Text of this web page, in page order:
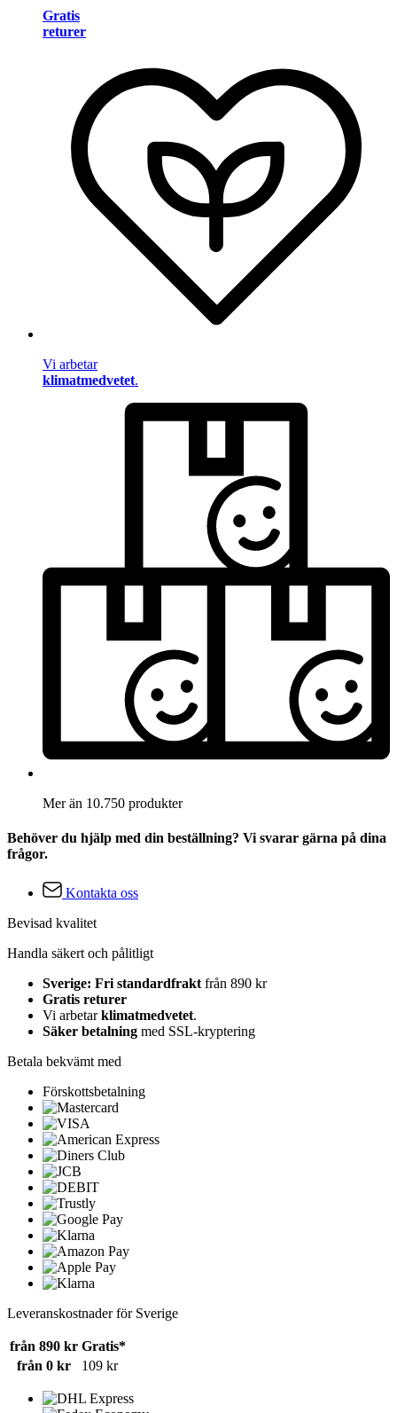
Gratis
returer
Vi arbetar
klimatmedvetet.
Mer än 10.750 produkter
Behöver du hjälp med din beställning? Vi svarar gärna på dina
frågor.
Kontakta oss
Bevisad kvalitet
Handla säkert och pålitligt
Sverige: Fri standardfrakt från 890 kr
Gratis returer
Vi arbetarklimatmedvetet.
Säker betalning med SSL-kryptering
Betala bekvämt med
Förskottsbetalning
Leveranskostnader för Sverige
från 890 kr Gratis*
från 0 kr
109 kr